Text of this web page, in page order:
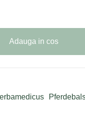
Adauga in cos